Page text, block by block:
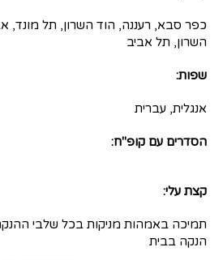
כפר סבא, רעננה, הוד השרון, תל מונד,
השרון, תל אביב
שפות:
אנגלית, עברית
הסדרים עם קופ"ח:
קצת עלי:
תמיכה באמהות מניקות בכל שלבי
הנקה בבית